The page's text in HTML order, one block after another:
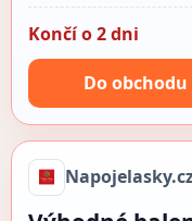
Končí o 2 dni
Do obchodu